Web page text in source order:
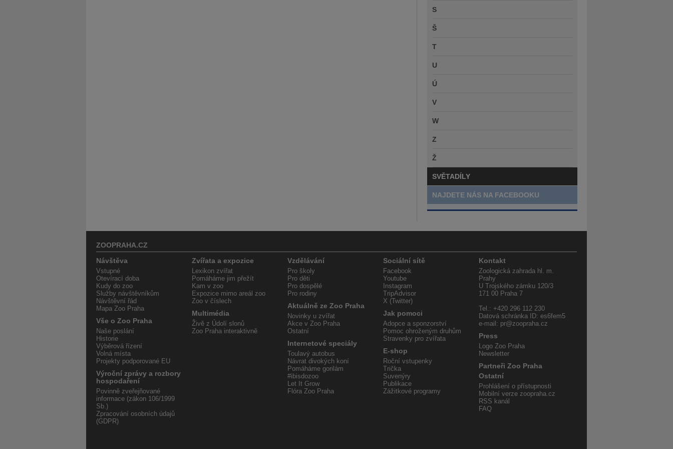
S
Š
T
U
Ú
V
W
Z
Ž
SVĚTADÍLY
NAJDETE NÁS NA FACEBOOKU
ZOOPRAHA.CZ
Návštěva
Vstupné
Otevírací doba
Kudy do zoo
Služby návštěvníkům
Návštěvní řád
Mapa Zoo Praha
Vše o Zoo Praha
Naše poslání
Historie
Výběrová řízení
Volná místa
Projekty podporované EU
Výroční zprávy a rozbory
hospodaření
Povinně zveřejňované
informace (zákon 106/1999
Sb.)
Zpracování osobních údajů
(GDPR)
Zvířata a expozice
Lexikon zvířat
Pomáháme jim přežít
Kam v zoo
Expozice mimo areál zoo
Zoo v číslech
Multimédia
Živě z Údolí slonů
Zoo Praha interaktivně
Vzdělávání
Pro školy
Pro děti
Pro dospělé
Pro rodiny
Aktuálně ze Zoo Praha
Novinky u zvířat
Akce v Zoo Praha
Ostatní
Internetové speciály
Toulavý autobus
Návrat divokých koní
Pomáháme gorilám
#ibisdozoo
Let It Grow
Flóra Zoo Praha
Sociální sítě
Facebook
Youtube
Instagram
TripAdvisor
X (Twitter)
Jak pomoci
Adopce a sponzorství
Pomoc ohroženým druhům
Stravenky pro zvířata
E-shop
Roční vstupenky
Trička
Suvenýry
Publikace
Zážitkové programy
Kontakt
Zoologická zahrada hl. m.
Prahy
U Trojského zámku 120/3
171 00 Praha 7
Tel.: +420 296 112 230
Datová schránka ID: es6fem5
e-mail: pr@zoopraha.cz
Press
Logo Zoo Praha
Newsletter
Partneři Zoo Praha
Ostatní
Prohlášení o přístupnosti
Mobilní verze zoopraha.cz
RSS kanál
FAQ